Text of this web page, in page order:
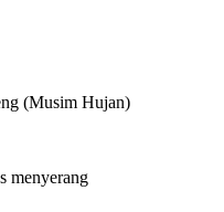
(Musim Hujan)
menyerang